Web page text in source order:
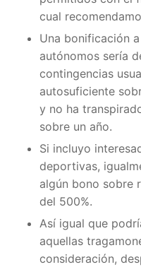
cual
Una bonificación
autónomos serí­a
contingencias
autosuficiente
y no ha
sobre un año.
Si incluyo
deportivas,
algún bono sobre
del 500%.
Así­ igual que
aquellas
consideración,